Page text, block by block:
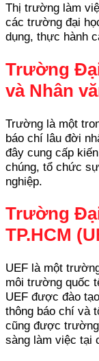
Thị trường làm
các trường đại
dụng, thực hành
Trường
và Nhân
Trường là một
báo chí lâu đời
đây cung cấp
chúng, tổ chức
nghiệp.
Trường
TP.HCM
UEF là một
môi trường quốc
UEF được đào
thông báo chí và
cũng được
sàng làm việc tại